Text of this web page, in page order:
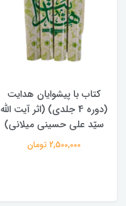
کتاب با پیشوایان هدایت
(دوره 4 جلدی) (اثر آیت الله
سیّد علی حسینی میلانی)
2,500,000 تومان